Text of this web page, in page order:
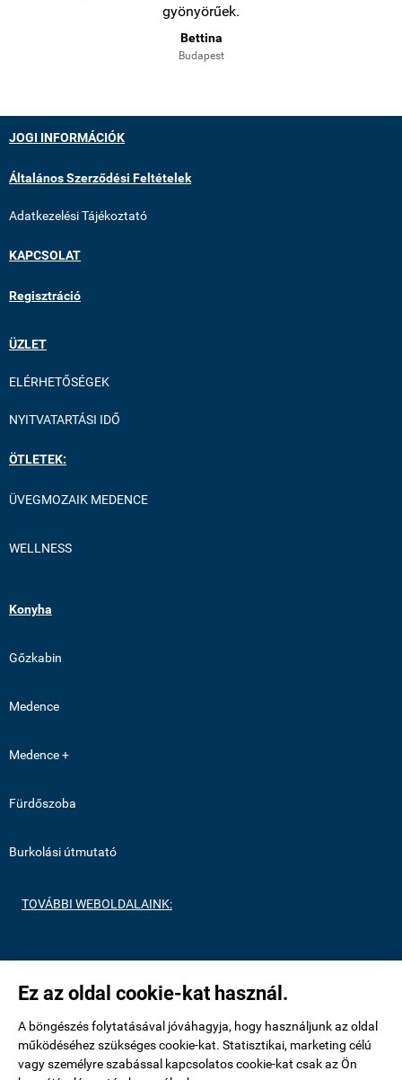
Ez az oldal cookie-kat használ.
A böngészés folytatásával jóváhagyja, hogy használjunk az oldal
működéséhez szükséges cookie-kat. Statisztikai, marketing célú
vagy személyre szabással kapcsolatos cookie-kat csak az Ön
gyönyörűek.
Bettina
Budapest
JOGI INFORMÁCIÓK
Általános Szerződési Feltételek
Adatkezelési Tájékoztató
KAPCSOLAT
Regisztráció
ÜZLET
ELÉRHETŐSÉGEK
NYITVATARTÁSI IDŐ
ÖTLETEK:
ÜVEGMOZAIK MEDENCE
WELLNESS
Konyha
Gőzkabin
Medence
Medence +
Fürdőszoba
Burkolási útmutató
TOVÁBBI WEBOLDALAINK:
https://metrocsempeshop.hu/
https://mozaikcsempek.hu/